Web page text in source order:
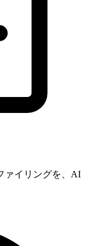
ァイリングを、AI